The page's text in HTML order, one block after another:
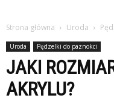
Strona główna Uroda
Uroda Pędzelki do paznokci
JAKI
AKRYLU?